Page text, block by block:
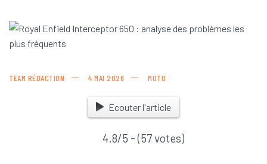
TEAM RÉDACTION 4 MAI 2026 MOTO
Ecouter l'article
4.8/5 - (57 votes)